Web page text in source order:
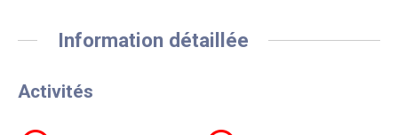
Information détaillée
Activités